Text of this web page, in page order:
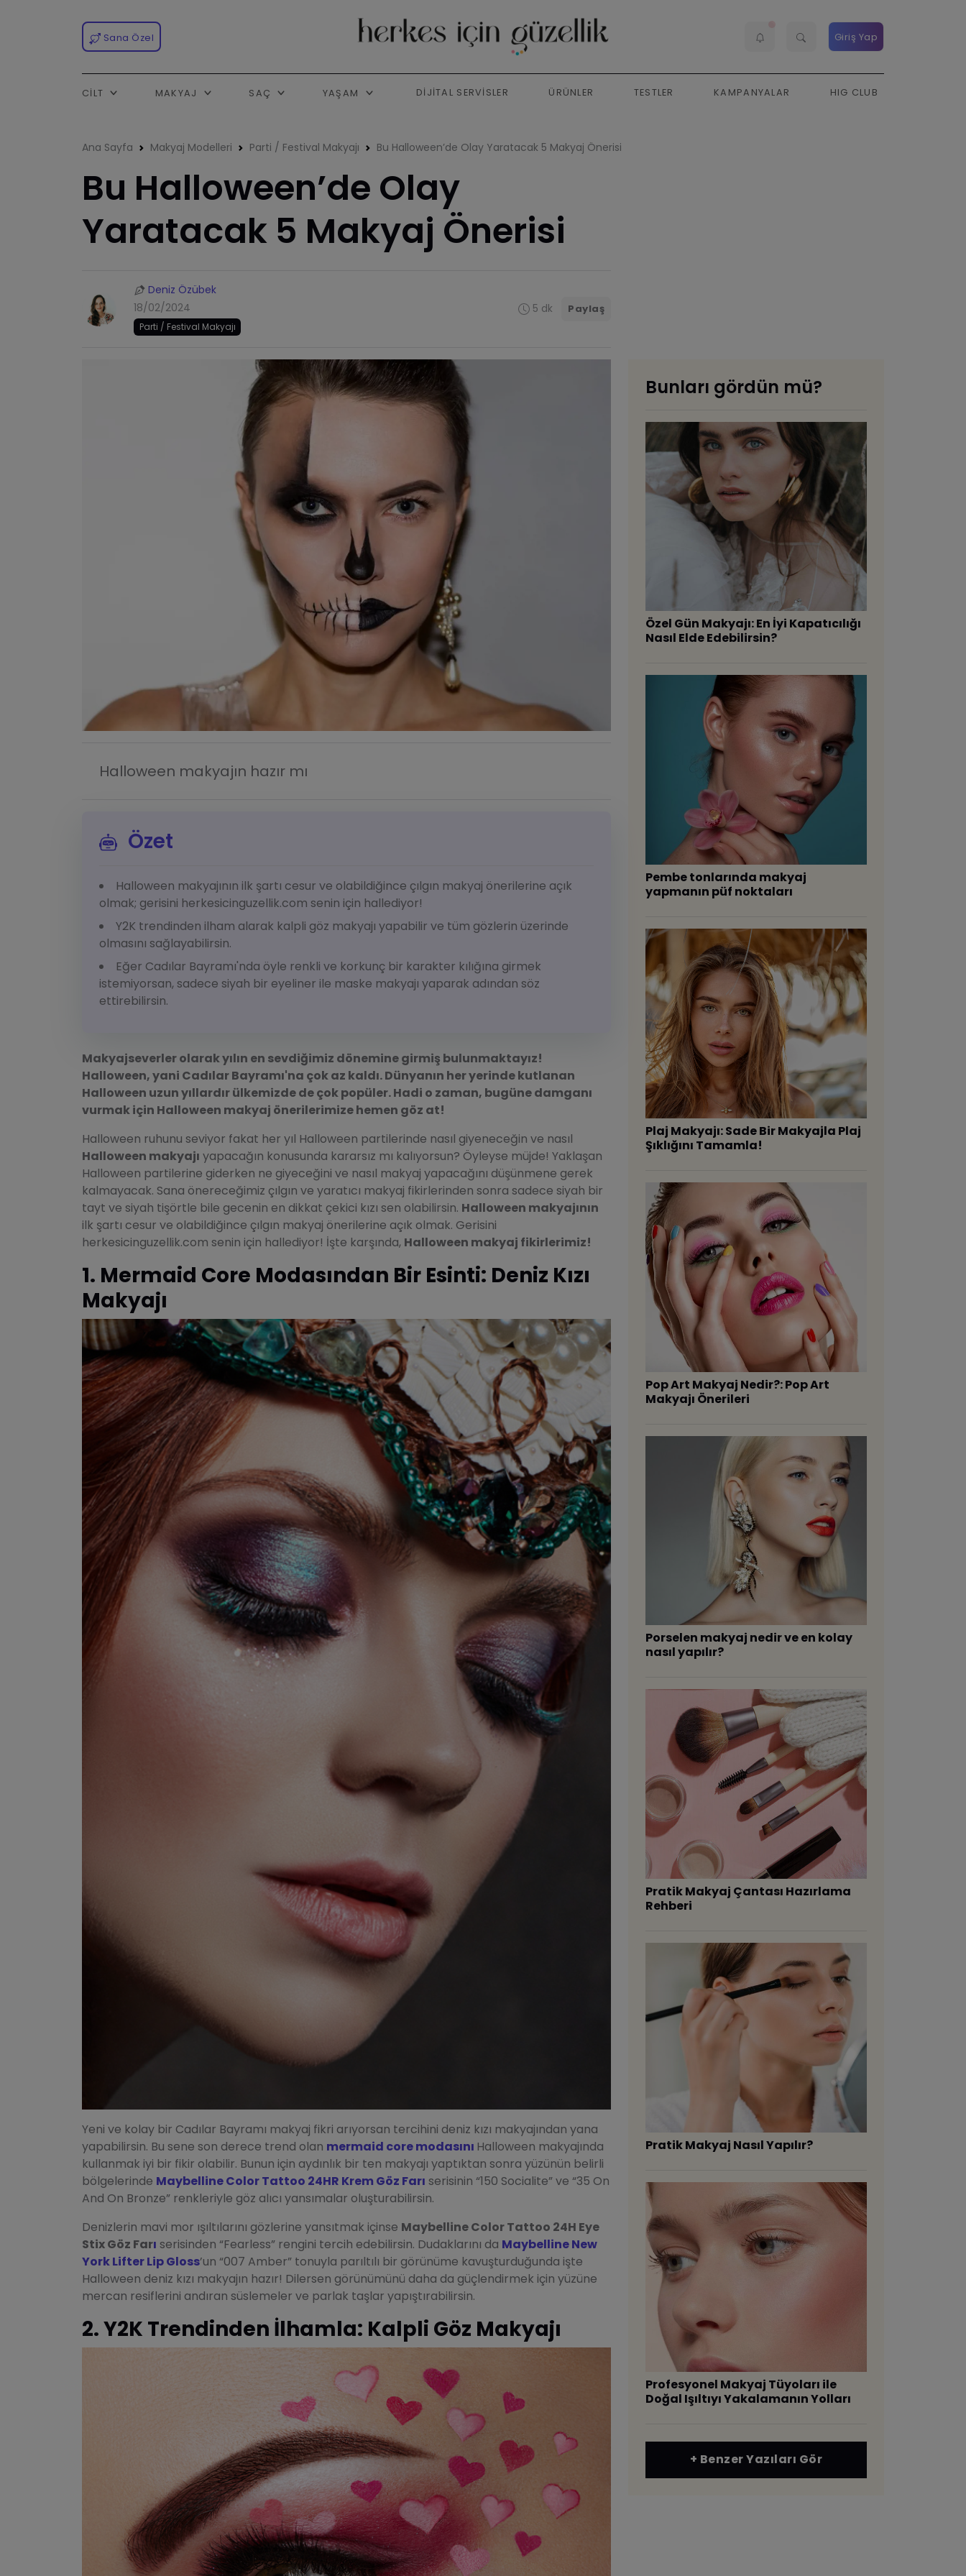
Sana Özel Giriş Yap
CILT MAKYAJ SAÇ YAŞAM DIJITAL SERVISLER ÜRÜNLER TESTLER KAMPANYALAR HIG CLUB
Ana Sayfa Makyaj Modelleri Parti / Festival Makyajı Bu Halloween’de Olay Yaratacak 5 Makyaj Önerisi
Bu Halloween’de Olay
Yaratacak 5 Makyaj Önerisi
Deniz Özübek
18/02/2024
Parti / Festival Makyajı
5 dk Paylaş
Halloween makyajın hazır mı
Özet
Halloween makyajının ilk şartı cesur ve olabildiğince çılgın makyaj önerilerine açık
olmak; gerisini herkesicinguzellik.com senin için hallediyor!
Y2K trendinden ilham alarak kalpli göz makyajı yapabilir ve tüm gözlerin üzerinde
olmasını sağlayabilirsin.
Eğer Cadılar Bayramı'nda öyle renkli ve korkunç bir karakter kılığına girmek
istemiyorsan, sadece siyah bir eyeliner ile maske makyajı yaparak adından söz
ettirebilirsin.
Makyajseverler olarak yılın en sevdiğimiz dönemine girmiş bulunmaktayız!
Halloween, yani Cadılar Bayramı'na çok az kaldı. Dünyanın her yerinde kutlanan
Halloween uzun yıllardır ülkemizde de çok popüler. Hadi o zaman, bugüne damganı
vurmak için Halloween makyaj önerilerimize hemen göz at!
Halloween ruhunu seviyor fakat her yıl Halloween partilerinde nasıl giyeneceğin ve nasıl
Halloween makyajı yapacağın konusunda kararsız mı kalıyorsun? Öyleyse müjde! Yaklaşan
Halloween partilerine giderken ne giyeceğini ve nasıl makyaj yapacağını düşünmene gerek
kalmayacak. Sana önereceğimiz çılgın ve yaratıcı makyaj fikirlerinden sonra sadece siyah bir
tayt ve siyah tişörtle bile gecenin en dikkat çekici kızı sen olabilirsin. Halloween makyajının
ilk şartı cesur ve olabildiğince çılgın makyaj önerilerine açık olmak. Gerisini
herkesicinguzellik.com senin için hallediyor! İşte karşında, Halloween makyaj fikirlerimiz!
1. Mermaid Core Modasından Bir Esinti: Deniz Kızı
Makyajı
Yeni ve kolay bir Cadılar Bayramı makyaj fikri arıyorsan tercihini deniz kızı makyajından yana
yapabilirsin. Bu sene son derece trend olan mermaid core modasını Halloween makyajında
kullanmak iyi bir fikir olabilir. Bunun için aydınlık bir ten makyajı yaptıktan sonra yüzünün belirli
bölgelerinde Maybelline Color Tattoo 24HR Krem Göz Farı serisinin “150 Socialite” ve “35 On
And On Bronze” renkleriyle göz alıcı yansımalar oluşturabilirsin.
Denizlerin mavi mor ışıltılarını gözlerine yansıtmak içinse Maybelline Color Tattoo 24H Eye
Stix Göz Farı serisinden “Fearless” rengini tercih edebilirsin. Dudaklarını da Maybelline New
York Lifter Lip Gloss’un “007 Amber” tonuyla parıltılı bir görünüme kavuşturduğunda işte
Halloween deniz kızı makyajın hazır! Dilersen görünümünü daha da güçlendirmek için yüzüne
mercan resiflerini andıran süslemeler ve parlak taşlar yapıştırabilirsin.
2. Y2K Trendinden İlhamla: Kalpli Göz Makyajı
Bunları gördün mü?
Özel Gün Makyajı: En İyi Kapatıcılığı
Nasıl Elde Edebilirsin?
Pembe tonlarında makyaj
yapmanın püf noktaları
Plaj Makyajı: Sade Bir Makyajla Plaj
Şıklığını Tamamla!
Pop Art Makyaj Nedir?: Pop Art
Makyajı Önerileri
Porselen makyaj nedir ve en kolay
nasıl yapılır?
Pratik Makyaj Çantası Hazırlama
Rehberi
Pratik Makyaj Nasıl Yapılır?
Profesyonel Makyaj Tüyoları ile
Doğal Işıltıyı Yakalamanın Yolları
+ Benzer Yazıları Gör